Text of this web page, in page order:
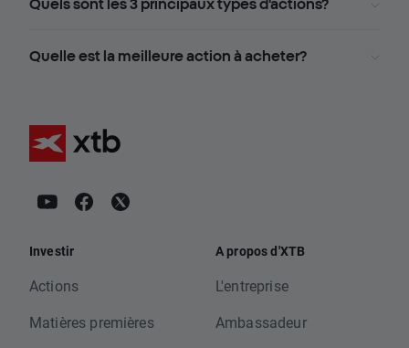
Quels sont les 3 principaux types d'actions?
Quelle est la meilleure action à acheter?
Investir
Actions
Matières premières
A propos d'XTB
L'entreprise
Ambassadeur